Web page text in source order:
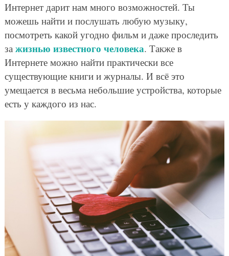
Интернет дарит нам много возможностей. Ты
можешь найти и послушать любую музыку,
посмотреть какой угодно фильм и даже проследить
за жизнью известного человека. Также в
Интернете можно найти практически все
существующие книги и журналы. И всё это
умещается в весьма небольшие устройства, которые
есть у каждого из нас.